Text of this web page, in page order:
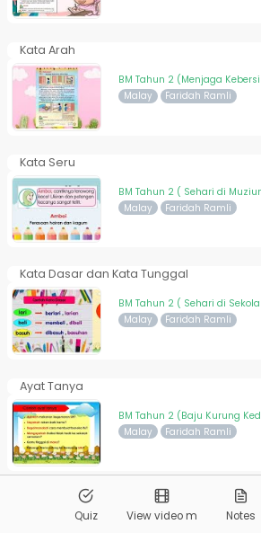
Kata Arah
BM Tahun 2 (Menjaga
Malay Faridah Ramli
Kata Seru
BM Tahun 2 ( Sehari di
Malay Faridah Ramli
Kata Dasar dan Kata Tunggal
BM Tahun 2 ( Sehari di
Malay Faridah Ramli
Ayat Tanya
BM Tahun 2 (Baju Kurung
Malay Faridah Ramli
Pandai.org All Rights Reserved
Quiz View video m Notes